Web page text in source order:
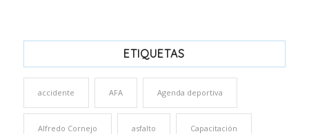
ETIQUETAS
accidente AFA Agenda deportiva
Alfredo Cornejo asfalto Capacitación